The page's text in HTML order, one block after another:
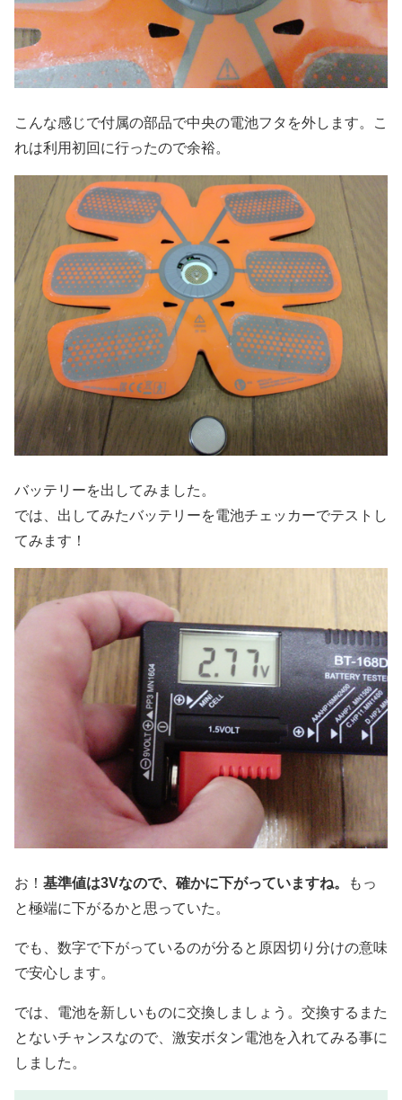
こんな感じで付属の部品で中央の電池フタを外します。こ
れは利用初回に行ったので余裕。
バッテリーを出してみました。
では、出してみたバッテリーを電池チェッカーでテストし
てみます！
お！ 基準値は3Vなので、確かに下がっていますね。
もっ
と極端に下がるかと思っていた。
でも、数字で下がっているのが分ると原因切り分けの意味
で安心します。
では、電池を新しいものに交換しましょう。交換するまた
とないチャンスなので、激安ボタン電池を入れてみる事に
しました。